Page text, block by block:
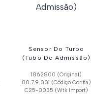
Sensor Do Turbo
(Tubo De Admissão)
1862800 (Original)
80.7.9.001 (Código Confia)
C25-0035 (Wtk Import)